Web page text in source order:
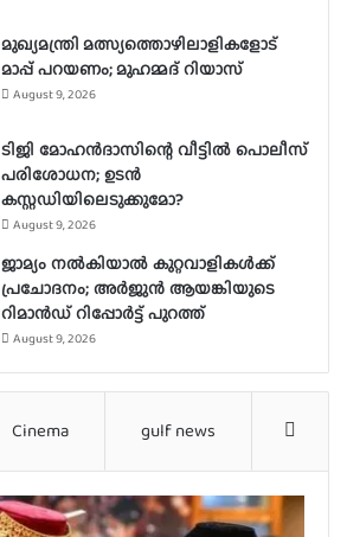
മുഖ്യമന്ത്രി മത്സ്യത്തൊഴിലാളികളോട്
മാപ്പ് പറയണം; മുഹമ്മദ് റിയാസ്
August 9, 2026
ടിജി മോഹൻദാസിന്റെ വീട്ടിൽ പൊലീസ്
പരിശോധന; ഉടൻ
കസ്റ്റഡിയിലെടുക്കുമോ?
August 9, 2026
ജാമ്യം നൽകിയാൽ കുറ്റവാളികൾക്ക്
പ്രചോദനം; അർജുൻ ആയങ്കിയുടെ
റിമാൻഡ് റിപ്പോർട്ട് പുറത്ത്
August 9, 2026
Cinema gulf news